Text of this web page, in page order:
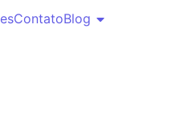
ContatoBlog